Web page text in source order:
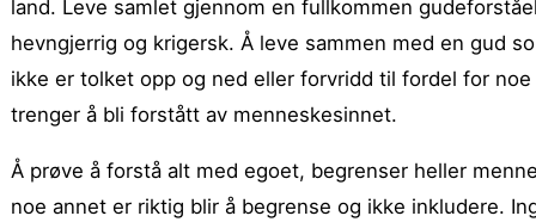
land. Leve samlet gjennom en fullkommen
hevngjerrig og krigersk. Å leve sammen med en gud
ikke er tolket opp og ned eller forvridd til fordel for
trenger å bli forstått av menneskesinnet.
Å prøve å forstå alt med egoet, begrenser heller
noe annet er riktig blir å begrense og ikke inkludere.